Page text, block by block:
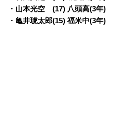
・山本光空 (17) 八頭高(3年)
・亀井琥太郎(15) 福米中(3年)